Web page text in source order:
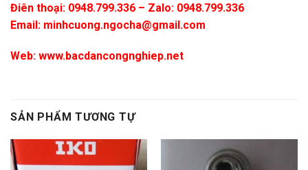
Điên thoại: 0948.799.336 – Zalo: 0948.799.336
Email: minhcuong.ngocha@gmail.com
Web: www.bacdancongnghiep.net
SẢN PHẨM TƯƠNG TỰ